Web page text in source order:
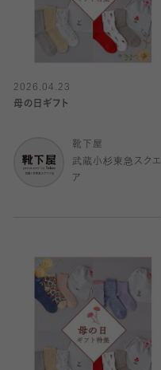
2026.04.23
母の日ギフト
靴下屋
武蔵小杉東急スクエ
ア